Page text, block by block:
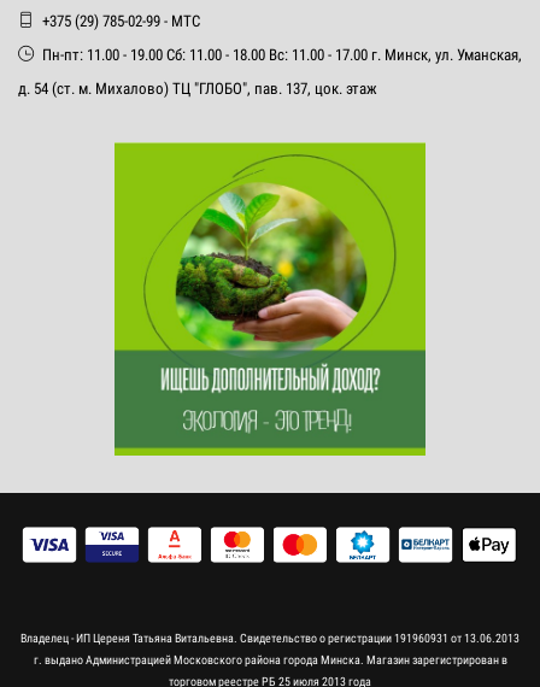
+375 (29) 785-02-99 - МТС
Пн-пт: 11.00 - 19.00 Сб: 11.00 - 18.00 Вс: 11.00 - 17.00 г. Минск, ул. Уманская,
д. 54 (ст. м. Михалово) ТЦ "ГЛОБО", пав. 137, цок. этаж
Владелец - ИП Цереня Татьяна Витальевна. Свидетельство о регистрации 191960931 от 13.06.2013
г. выдано Администрацией Московского района города Минска. Магазин зарегистрирован в
торговом реестре РБ 25 июля 2013 года